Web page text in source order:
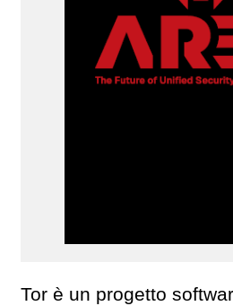
Tor è un progetto